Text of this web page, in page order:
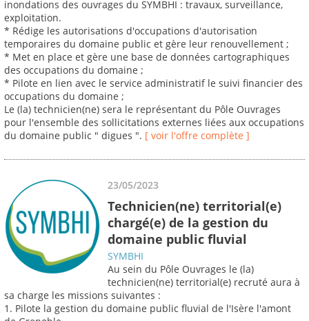
inondations des ouvrages du SYMBHI : travaux, surveillance,
exploitation.
* Rédige les autorisations d'occupations d'autorisation
temporaires du domaine public et gère leur renouvellement ;
* Met en place et gère une base de données cartographiques
des occupations du domaine ;
* Pilote en lien avec le service administratif le suivi financier des
occupations du domaine ;
Le (la) technicien(ne) sera le représentant du Pôle Ouvrages
pour l'ensemble des sollicitations externes liées aux occupations
du domaine public " digues ". [ voir l'offre complète ]
23/05/2023
Technicien(ne) territorial(e)
chargé(e) de la gestion du
domaine public fluvial
SYMBHI
Au sein du Pôle Ouvrages le (la)
technicien(ne) territorial(e) recruté aura à
sa charge les missions suivantes :
1. Pilote la gestion du domaine public fluvial de l'Isère l'amont